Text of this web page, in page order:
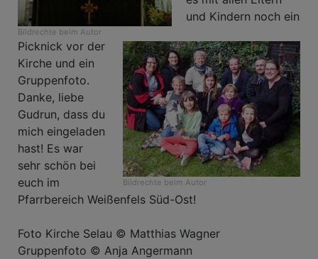
Bildrechte beim Autor
Bildrechte beim Autor
und Kindern noch ein
Picknick vor der
Kirche und ein
Gruppenfoto.
Danke, liebe
Gudrun, dass du
mich eingeladen
hast! Es war
sehr schön bei
euch im
Pfarrbereich Weißenfels Süd-Ost!
Foto Kirche Selau © Matthias Wagner
Gruppenfoto © Anja Angermann